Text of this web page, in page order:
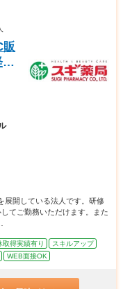
販
展開している法人です。研修
てご勤務いただけます。また
取得実績有り
スキルアップ
WEB面接OK